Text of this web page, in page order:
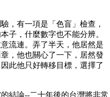
，有一項是「色盲」檢查，
子，什麼數字也不能分辨。
流連。弄了半天，他居然是
，他也關心了一下，居然發
此他只好轉移目標，選擇了
結論--二十年後的台灣將非常